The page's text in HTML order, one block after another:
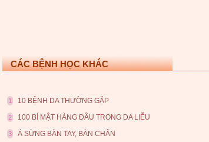
CÁC BỆNH HỌC KHÁC
1 10 BỆNH DA THƯỜNG GẶP
2 100 BÍ MẬT HÀNG ĐẦU TRONG DA LIỄU
3 Á SỪNG BÀN TAY, BÀN CHÂN